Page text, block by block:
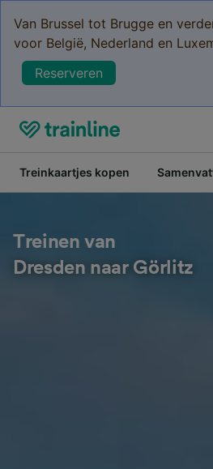
Van Brussel tot Brugge en
voor België, Nederland en
Reserveren
Treinkaartjes kopen
Treinen van
Dresden naar Görlitz